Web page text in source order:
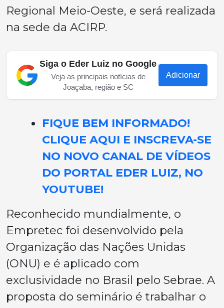
Regional Meio-Oeste, e será realizada
na sede da ACIRP.
Siga o Eder Luiz no Google
Veja as principais notícias de
Joaçaba, região e SC
Adicionar
FIQUE BEM INFORMADO!
CLIQUE AQUI E INSCREVA-SE
NO NOVO CANAL DE VÍDEOS
DO PORTAL EDER LUIZ, NO
YOUTUBE!
Reconhecido mundialmente, o
Empretec foi desenvolvido pela
Organização das Nações Unidas
(ONU) e é aplicado com
exclusividade no Brasil pelo Sebrae. A
proposta do seminário é trabalhar o